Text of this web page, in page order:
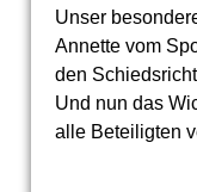
Unser
Annette vom
den
Und nun das
alle Beteiligten